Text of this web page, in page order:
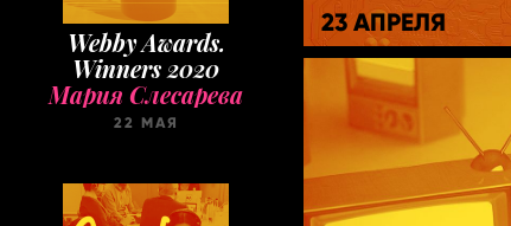
Webby Awards.
Winners 2020
Мария Слесарева
22 МАЯ
23 АПРЕЛЯ